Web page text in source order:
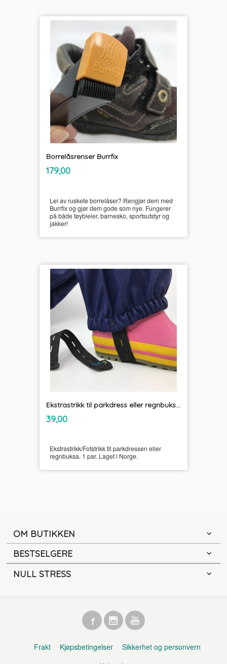
Borrelåsrenser Burrfix
Pris
179,00inkl.
mva.
Lei av ruskete borrelåser? Rengjør dem med
Burrfix og gjør dem gode som nye. Fungerer
på både tøybleier, barnesko, sportsutstyr og
jakker!
Ekstrastrikk til parkdress eller regnbukse Fotstrikk Unikum
Pris
39,00mva.
Ekstrastrikk/Fotstrikk til parkdressen eller
regnbuksa. 1 par. Laget i Norge.
OM BUTIKKEN
BESTSELGERE
NULL STRESS
Frakt Kjøpsbetingelser
Sikkerhet og personvern